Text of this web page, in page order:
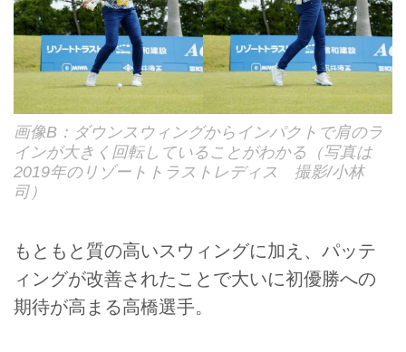
画像B：ダウンスウィングからインパクトで肩のラ
インが大きく回転していることがわかる（写真は
2019年のリゾートトラストレディス 撮影/小林
司）
もともと質の高いスウィングに加え、パッテ
ィングが改善されたことで大いに初優勝への
期待が高まる高橋選手。